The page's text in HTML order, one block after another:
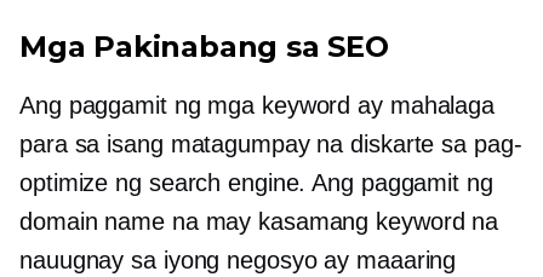
Mga Pakinabang sa SEO
Ang paggamit ng mga keyword ay mahalaga
para sa isang matagumpay na diskarte sa pag-
optimize ng search engine. Ang paggamit ng
domain name na may kasamang keyword na
nauugnay sa iyong negosyo ay maaaring